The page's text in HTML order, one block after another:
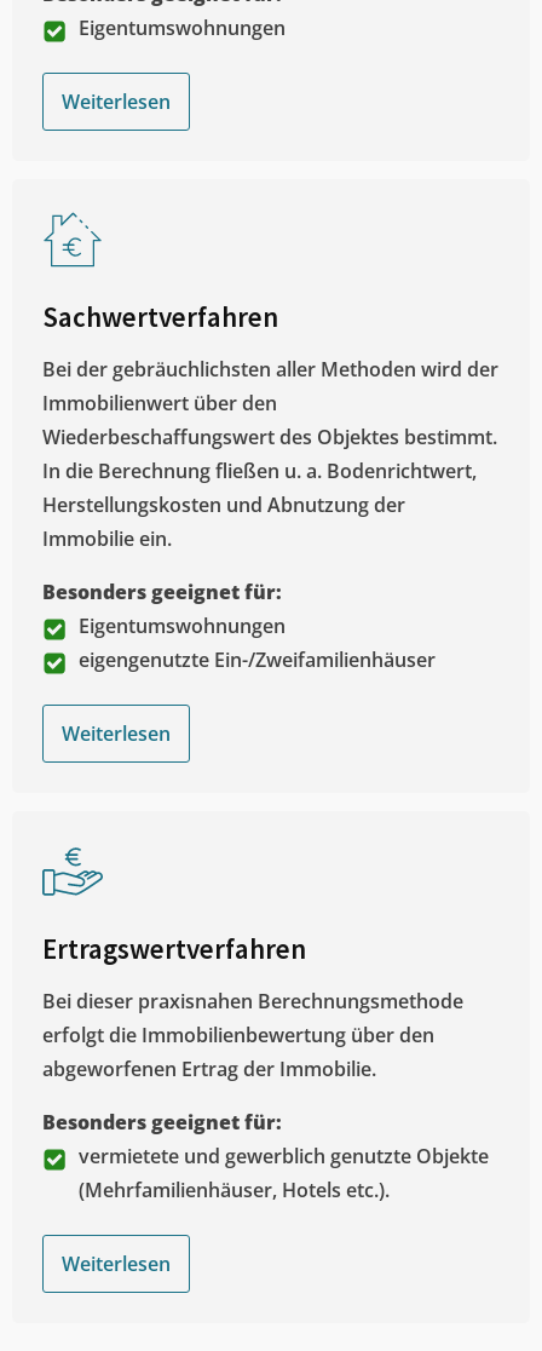
Eigentumswohnungen
Weiterlesen
Sachwertverfahren
Bei der gebräuchlichsten aller Methoden wird der
Immobilienwert über den
Wiederbeschaffungswert des Objektes bestimmt.
In die Berechnung fließen u. a. Bodenrichtwert,
Herstellungskosten und Abnutzung der
Immobilie ein.
Besonders geeignet für:
Eigentumswohnungen
eigengenutzte Ein-/Zweifamilienhäuser
Weiterlesen
Ertragswertverfahren
Bei dieser praxisnahen Berechnungsmethode
erfolgt die Immobilienbewertung über den
abgeworfenen Ertrag der Immobilie.
Besonders geeignet für:
vermietete und gewerblich genutzte Objekte
(Mehrfamilienhäuser, Hotels etc.).
Weiterlesen